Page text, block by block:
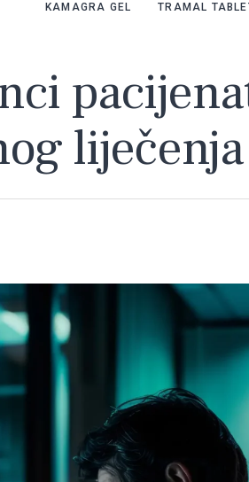
KAMAGRA GEL TRAMAL